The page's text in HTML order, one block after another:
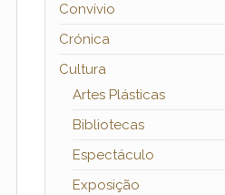
Convívio
Crónica
Cultura
Artes Plásticas
Bibliotecas
Espectáculo
Exposição